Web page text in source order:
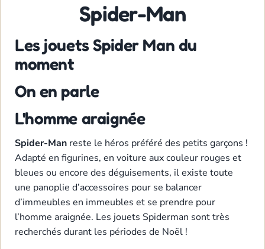
Spider-Man
Les jouets Spider Man du
moment
On en parle
L'homme araignée
Spider-Man reste le héros préféré des petits garçons !
Adapté en figurines, en voiture aux couleur rouges et
bleues ou encore des déguisements, il existe toute
une panoplie d’accessoires pour se balancer
d’immeubles en immeubles et se prendre pour
l’homme araignée. Les jouets Spiderman sont très
recherchés durant les périodes de Noël !